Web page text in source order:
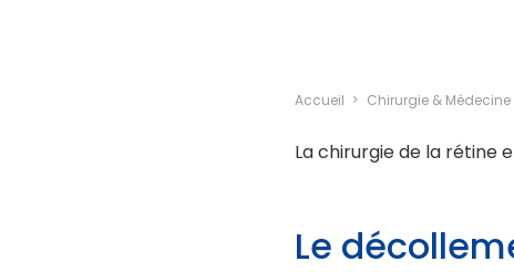
Accueil Chirurgie & Médecine
La chirurgie de la rétine
Le